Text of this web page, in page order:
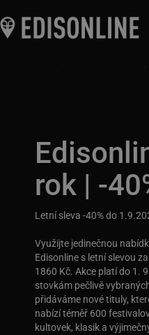
rok | -
Letní sleva -40% do
Využijte jedinečnou
Edisonline s letní slevou
1860 Kč. Akce platí do 1.
stovkám pečlivě
přidáváme nové tituly,
nabízí téměř 600
kultovek, klasik a